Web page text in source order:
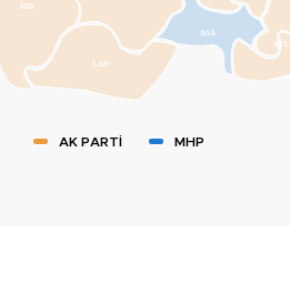
ASA
LAD
HAV
AYV
AK PARTİ MHP